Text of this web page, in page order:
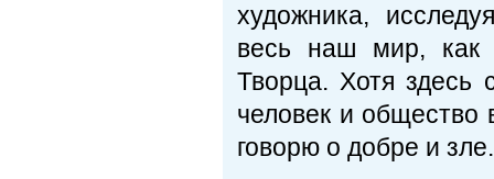
художника,
весь наш мир, как
Творца. Хотя здесь
человек и общество
говорю о добре и